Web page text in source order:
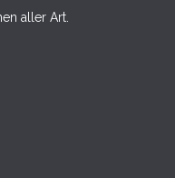
aller Art.